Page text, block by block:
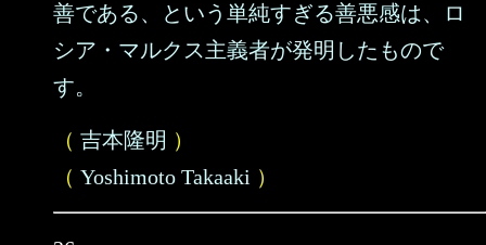
善である、という単純すぎる善悪感は、ロ
シア・マルクス主義者が発明したもので
す。
（ 吉本隆明 ）
（ Yoshimoto Takaaki ）